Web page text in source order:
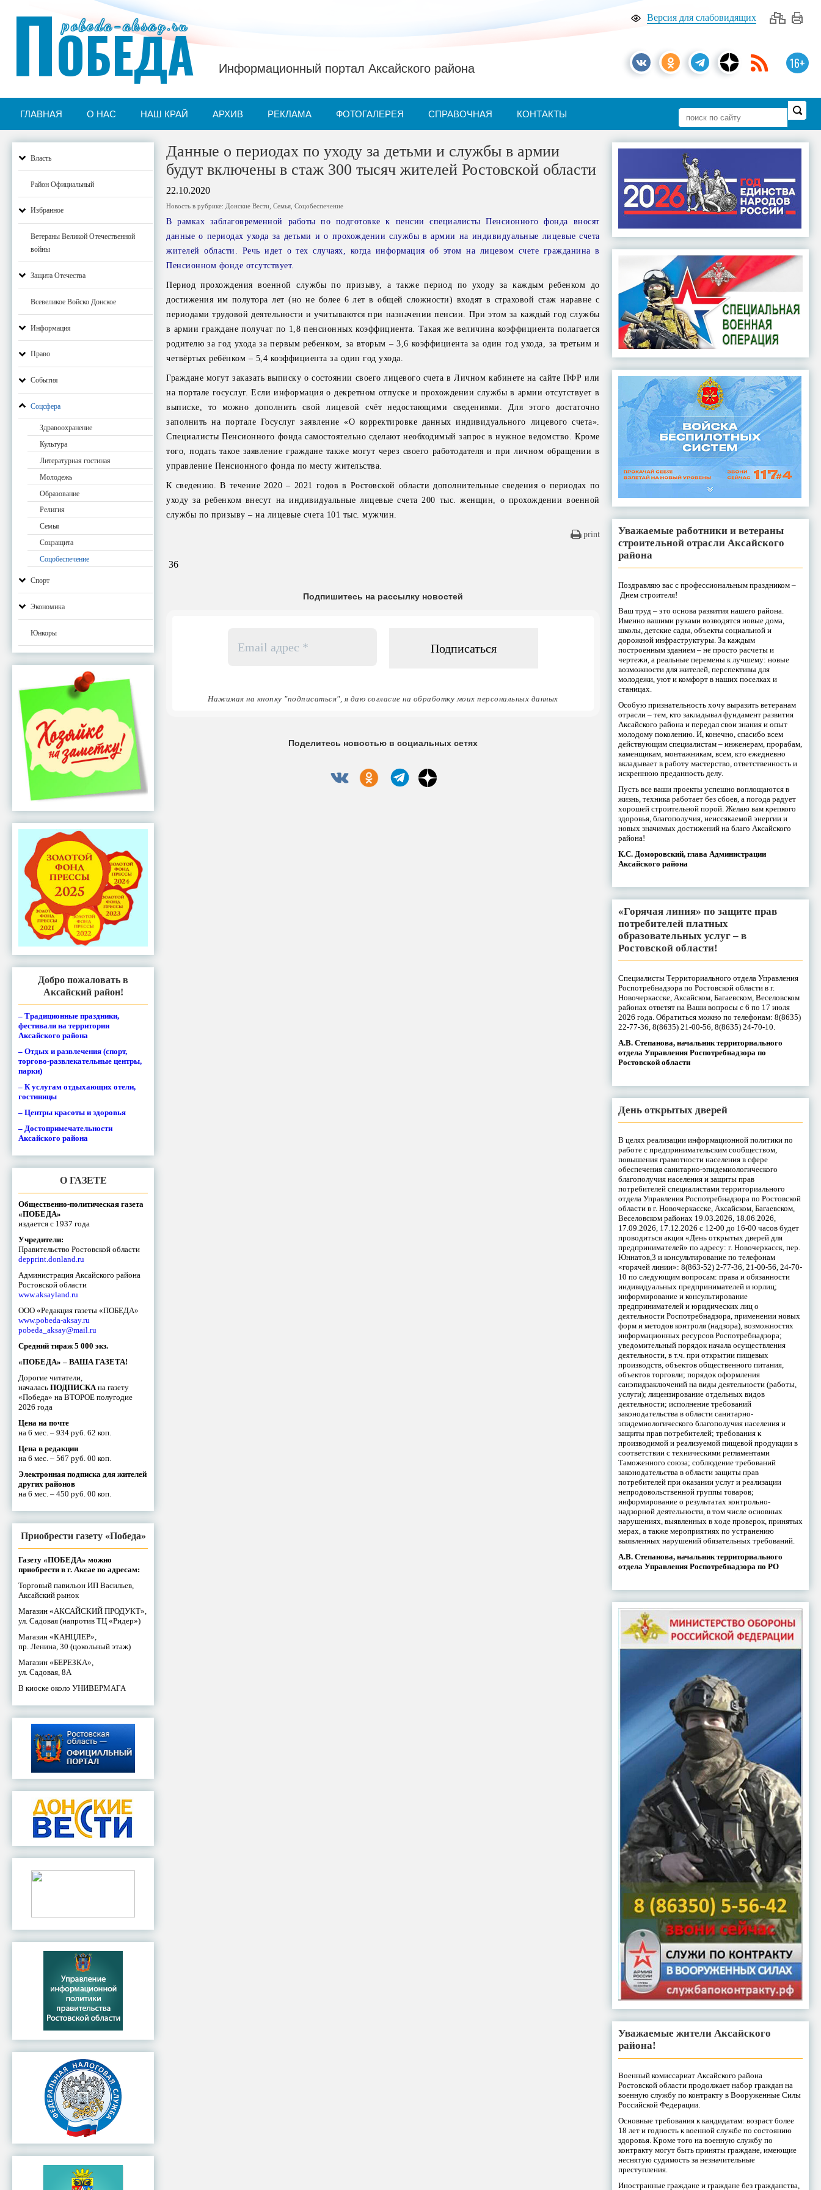
Версия для слабовидящих
16+
pobeda-aksay.ru
ПОБЕДА Информационный портал Аксайского района
ГЛАВНАЯ О НАС НАШ КРАЙ АРХИВ РЕКЛАМА ФОТОГАЛЕРЕЯ СПРАВОЧНАЯ КОНТАКТЫ
Власть
Район Официальный
Избранное
Ветераны Великой Отечественной
войны
Защита Отечества
Всевеликое Войско Донское
Информация
Право
События
Соцсфера
Здравоохранение
Культура
Литературная гостиная
Молодежь
Образование
Религия
Семья
Соцзащита
Соцобеспечение
Спорт
Экономика
Юнкоры
Добро пожаловать в
Аксайский район!
– Традиционные праздники,
фестивали на территории
Аксайского района
– Отдых и развлечения (спорт,
торгово-развлекательные центры,
парки)
– К услугам отдыхающих отели,
гостиницы
– Центры красоты и здоровья
– Достопримечательности
Аксайского района
О ГАЗЕТЕ
Общественно-политическая газета
«ПОБЕДА»
издается с 1937 года
Учредители:
Правительство Ростовской области
depprint.donland.ru
Администрация Аксайского района
Ростовской области
www.aksayland.ru
ООО «Редакция газеты «ПОБЕДА»
www.pobeda-aksay.ru
pobeda_aksay@mail.ru
Средний тираж 5 000 экз.
«ПОБЕДА» – ВАША ГАЗЕТА!
Дорогие читатели,
началась ПОДПИСКА на газету
«Победа» на ВТОРОЕ полугодие
2026 года
Цена на почте
на 6 мес. – 934 руб. 62 коп.
Цена в редакции
на 6 мес. – 567 руб. 00 коп.
Электронная подписка для жителей
других районов
на 6 мес. – 450 руб. 00 коп.
Приобрести газету «Победа»
Газету «ПОБЕДА» можно
приобрести в г. Аксае по адресам:
Торговый павильон ИП Васильев,
Аксайский рынок
Магазин «АКСАЙСКИЙ ПРОДУКТ»,
ул. Садовая (напротив ТЦ «Ридер»)
Магазин «КАНЦЛЕР»,
пр. Ленина, 30 (цокольный этаж)
Магазин «БЕРЕЗКА»,
ул. Садовая, 8А
В киоске около УНИВЕРМАГА
Данные о периодах по уходу за детьми и службы в армии
будут включены в стаж 300 тысяч жителей Ростовской области
22.10.2020
Новость в рубрике: Донские Вести ,Семья ,Соцобеспечение
В рамках заблаговременной работы по подготовке к пенсии специалисты Пенсионного фонда вносят
данные о периодах ухода за детьми и о прохождении службы в армии на индивидуальные лицевые счета
жителей области. Речь идет о тех случаях, когда информация об этом на лицевом счете гражданина в
Пенсионном фонде отсутствует.
Период прохождения военной службы по призыву, а также период по уходу за каждым ребенком до
достижения им полутора лет (но не более 6 лет в общей сложности) входят в страховой стаж наравне с
периодами трудовой деятельности и учитываются при назначении пенсии. При этом за каждый год службы
в армии граждане получат по 1,8 пенсионных коэффициента. Такая же величина коэффициента полагается
родителю за год ухода за первым ребенком, за вторым – 3,6 коэффициента за один год ухода, за третьим и
четвёртых ребёнком – 5,4 коэффициента за один год ухода.
Граждане могут заказать выписку о состоянии своего лицевого счета в Личном кабинете на сайте ПФР или
на портале госуслуг. Если информация о декретном отпуске и прохождении службы в армии отсутствует в
выписке, то можно дополнить свой лицевой счёт недостающими сведениями. Для этого достаточно
заполнить на портале Госуслуг заявление «О корректировке данных индивидуального лицевого счета».
Специалисты Пенсионного фонда самостоятельно сделают необходимый запрос в нужное ведомство. Кроме
того, подать такое заявление граждане также могут через своего работодателя и при личном обращении в
управление Пенсионного фонда по месту жительства.
К сведению. В течение 2020 – 2021 годов в Ростовской области дополнительные сведения о периодах по
уходу за ребенком внесут на индивидуальные лицевые счета 200 тыс. женщин, о прохождении военной
службы по призыву – на лицевые счета 101 тыс. мужчин.
print
36
Подпишитесь на рассылку новостей
адрес
Нажимая на кнопку "подписаться", я даю согласие на обработку моих персональных данных
Поделитесь новостью в социальных сетях
Уважаемые работники и ветераны
строительной отрасли Аксайского
района
Поздравляю вас с профессиональным праздником –
Днем строителя!
Ваш труд – это основа развития нашего района.
Именно вашими руками возводятся новые дома,
школы, детские сады, объекты социальной и
дорожной инфраструктуры. За каждым
построенным зданием – не просто расчеты и
чертежи, а реальные перемены к лучшему: новые
возможности для жителей, перспективы для
молодежи, уют и комфорт в наших поселках и
станицах.
Особую признательность хочу выразить ветеранам
отрасли – тем, кто закладывал фундамент развития
Аксайского района и передал свои знания и опыт
молодому поколению. И, конечно, спасибо всем
действующим специалистам – инженерам, прорабам,
каменщикам, монтажникам, всем, кто ежедневно
вкладывает в работу мастерство, ответственность и
искреннюю преданность делу.
Пусть все ваши проекты успешно воплощаются в
жизнь, техника работает без сбоев, а погода радует
хорошей строительной порой. Желаю вам крепкого
здоровья, благополучия, неиссякаемой энергии и
новых значимых достижений на благо Аксайского
района!
К.С. Доморовский, глава Администрации
Аксайского района
«Горячая линия» по защите прав
потребителей платных
образовательных услуг – в
Ростовской области!
Специалисты Территориального отдела Управления
Роспотребнадзора по Ростовской области в г.
Новочеркасске, Аксайском, Багаевском, Веселовском
районах ответят на Ваши вопросы с 6 по 17 июля
2026 года. Обратиться можно по телефонам: 8(8635)
22-77-36, 8(8635) 21-00-56, 8(8635) 24-70-10.
А.В. Степанова, начальник территориального
отдела Управления Роспотребнадзора по
Ростовской области
День открытых дверей
В целях реализации информационной политики по
работе с предпринимательским сообществом,
повышения грамотности населения в сфере
обеспечения санитарно-эпидемиологического
благополучия населения и защиты прав
потребителей специалистами территориального
отдела Управления Роспотребнадзора по Ростовской
области в г. Новочеркасске, Аксайском, Багаевском,
Веселовском районах 19.03.2026, 18.06.2026,
17.09.2026, 17.12.2026 с 12-00 до 16-00 часов будет
проводиться акция «День открытых дверей для
предпринимателей» по адресу: г. Новочеркасск, пер.
Юннатов,3 и консультирование по телефонам
«горячей линии»: 8(863-52) 2-77-36, 21-00-56, 24-70-
10 по следующим вопросам: права и обязанности
индивидуальных предпринимателей и юрлиц;
информирование и консультирование
предпринимателей и юридических лиц о
деятельности Роспотребнадзора, применении новых
форм и методов контроля (надзора), возможностях
информационных ресурсов Роспотребнадзора;
уведомительный порядок начала осуществления
деятельности, в т.ч. при открытии пищевых
производств, объектов общественного питания,
объектов торговли; порядок оформления
санэпидзаключений на виды деятельности (работы,
услуги); лицензирование отдельных видов
деятельности; исполнение требований
законодательства в области санитарно-
эпидемиологического благополучия населения и
защиты прав потребителей; требования к
производимой и реализуемой пищевой продукции в
соответствии с техническими регламентами
Таможенного союза; соблюдение требований
законодательства в области защиты прав
потребителей при оказании услуг и реализации
непродовольственной группы товаров;
информирование о результатах контрольно-
надзорной деятельности, в том числе основных
нарушениях, выявленных в ходе проверок, принятых
мерах, а также мероприятиях по устранению
выявленных нарушений обязательных требований.
А.В. Степанова, начальник территориального
отдела Управления Роспотребнадзора по РО
Уважаемые жители Аксайского
района!
Военный комиссариат Аксайского района
Ростовской области продолжает набор граждан на
военную службу по контракту в Вооруженные Силы
Российской Федерации.
Основные требования к кандидатам: возраст более
18 лет и годность к военной службе по состоянию
здоровья. Кроме того на военную службу по
контракту могут быть приняты граждане, имеющие
неснятую судимость за незначительные
преступления.
Иностранные граждане и граждане без гражданства,